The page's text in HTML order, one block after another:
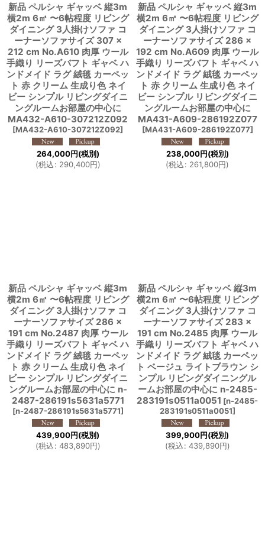
新品 ペルシャ ギャッベ 縦3m
横2m 6㎡ 〜6帖程度 リビング
ダイニング 3人掛けソファ コ
ーナーソファサイズ 307 ×
212 cm No.A610 肉厚 ウール
手織り リーズバフト ギャベ ハ
ンドメイド ラグ 絨毯 カーペッ
ト 赤 クリーム 生成り色 ネイ
ビー シンプル リビングダイニ
ングルームお部屋の中心に
MA432-A610-307212Z092
[MA432-A610-307212Z092]
264,000円(税別)
(税込: 290,400円)
新品 ペルシャ ギャッベ 縦3m
横2m 6㎡ 〜6帖程度 リビング
ダイニング 3人掛けソファ コ
ーナーソファサイズ 286 ×
192 cm No.A609 肉厚 ウール
手織り リーズバフト ギャベ ハ
ンドメイド ラグ 絨毯 カーペッ
ト 赤 クリーム 生成り色 ネイ
ビー シンプル リビングダイニ
ングルームお部屋の中心に
MA431-A609-286192Z077
[MA431-A609-286192Z077]
238,000円(税別)
(税込: 261,800円)
新品 ペルシャ ギャッベ 縦3m
横2m 6㎡ 〜6帖程度 リビング
ダイニング 3人掛けソファ コ
ーナーソファサイズ 286 ×
191 cm No.2487 肉厚 ウール
手織り リーズバフト ギャベ ハ
ンドメイド ラグ 絨毯 カーペッ
ト 赤 クリーム 生成り色 ネイ
ビー シンプル リビングダイニ
ングルームお部屋の中心に n-
2487-286191s5631a5771
[n-2487-286191s5631a5771]
439,900円(税別)
(税込: 483,890円)
新品 ペルシャ ギャッベ 縦3m
横2m 6㎡ 〜6帖程度 リビング
ダイニング 3人掛けソファ コ
ーナーソファサイズ 283 ×
191 cm No.2485 肉厚 ウール
手織り リーズバフト ギャベ ハ
ンドメイド ラグ 絨毯 カーペッ
ト ベージュ ライトブラウン シ
ンプル リビングダイニングル
ームお部屋の中心に n-2485-
283191s0511a0051 [n-2485-
283191s0511a0051]
399,900円(税別)
(税込: 439,890円)